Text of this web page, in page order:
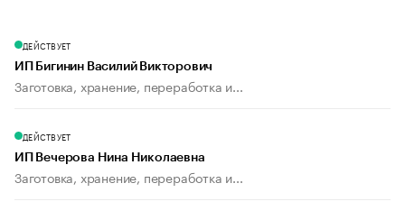
ДЕЙСТВУЕТ
ИП Бигинин Василий Викторович
Заготовка, хранение, переработка и...
ДЕЙСТВУЕТ
ИП Вечерова Нина Николаевна
Заготовка, хранение, переработка и...